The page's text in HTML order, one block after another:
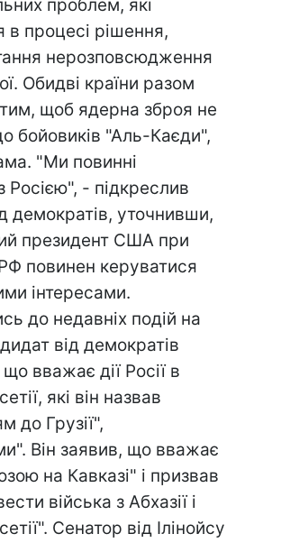
проблем, які
в процесі рішення,
нерозповсюдження
Обидві країни разом
щоб ядерна зброя не
бойовиків "Аль-Каєди",
"Ми повинні
Росією", - підкреслив
демократів, уточнивши,
президент США при
повинен керуватися
інтересами.
до недавніх подій на
від демократів
вважає дії Росії в
які він назвав
до Грузії",
Він заявив, що вважає
на Кавказі" і призвав
війська з Абхазії і
Сенатор від Ілінойсу